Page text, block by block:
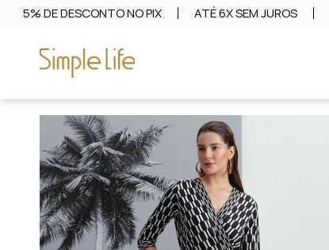
5% DE DESCONTO NO PIX ATÉ 6X SEM JUROS